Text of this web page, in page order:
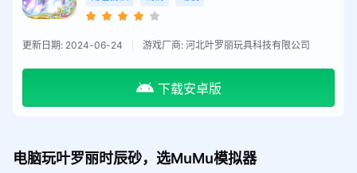
更新日期: 2024-06-24 游戏厂商: 河北叶罗丽玩具科技有限公司
下载安卓版
电脑玩叶罗丽时辰砂，选MuMu模拟器